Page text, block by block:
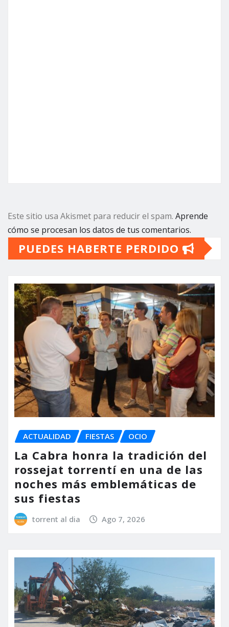
Este sitio usa Akismet para reducir el spam. Aprende
cómo se procesan los datos de tus comentarios.
PUEDES HABERTE PERDIDO
ACTUALIDAD FIESTAS OCIO
La Cabra honra la tradición del
rossejat torrentí en una de las
noches más emblemáticas de
sus fiestas
torrent al dia Ago 7, 2026